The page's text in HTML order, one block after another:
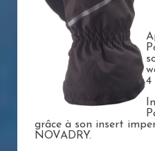
4
grâce à son insert
NOVADRY.